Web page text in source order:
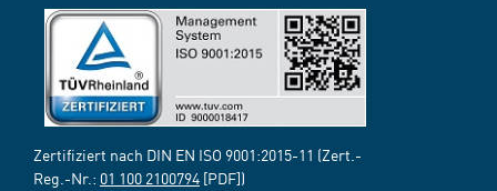
Zertifiziert nach DIN EN ISO 9001:2015-11 (Zert.-
Reg.-Nr.: 01 100 2100794 [PDF])